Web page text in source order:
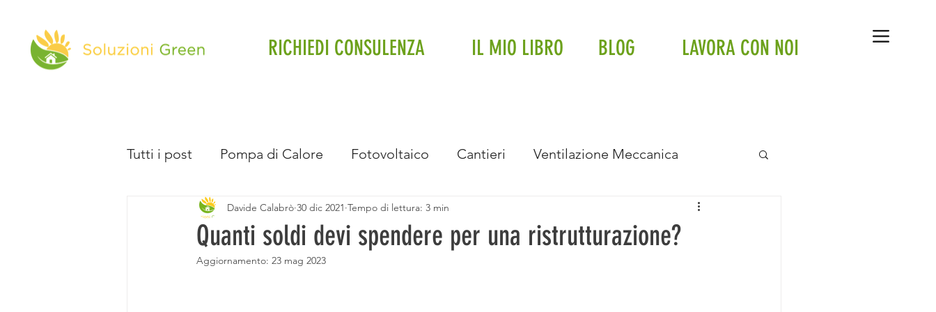
RICHIEDI CONSULENZA IL MIO LIBRO BLOG LAVORA CON NOI
Tutti i post Pompa di Calore Fotovoltaico Cantieri Ventilazione Meccanica
Direttiva Case Green Impianto a soffitto Impianto a pavimento
Batteria d'Accumulo Intervista
Quanti soldi devi spendere per una ristrutturazione?
Davide Calabrò 30 dic 2021 Tempo di lettura: 3 min
Aggiornamento: 23 mag 2023